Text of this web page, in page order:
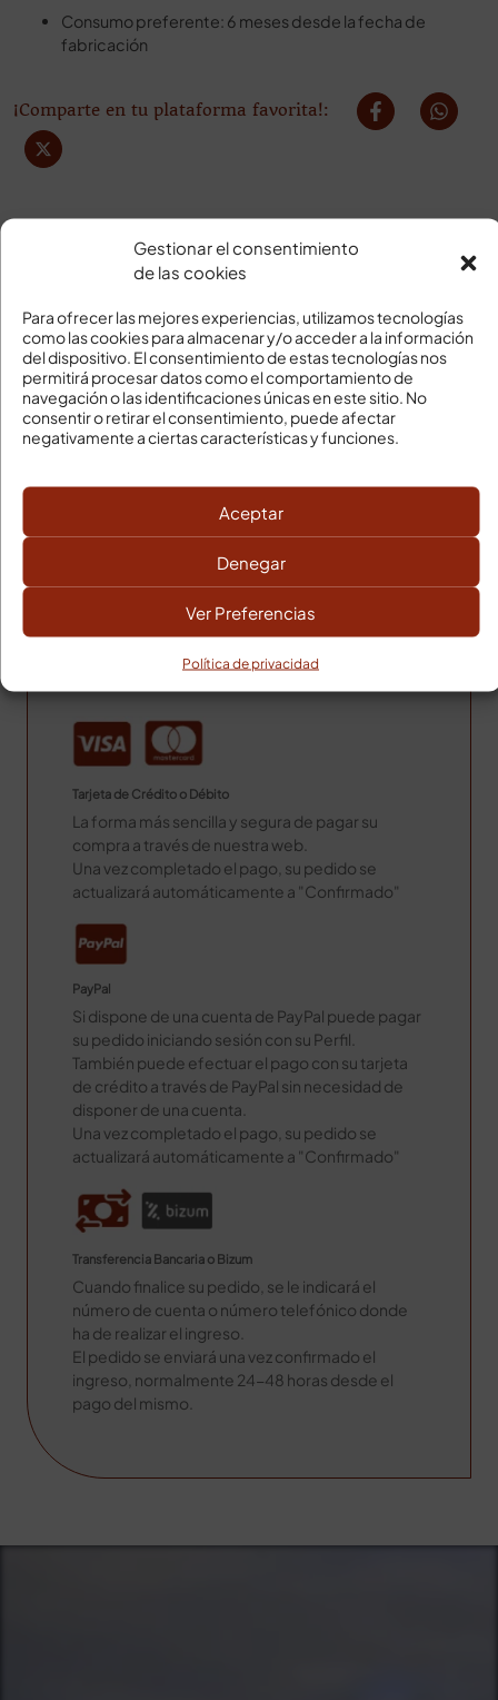
Gestionar el consentimiento
de las cookies
Para ofrecer las mejores experiencias, utilizamos tecnologías
como las cookies para almacenar y/o acceder a la información
del dispositivo. El consentimiento de estas tecnologías nos
permitirá procesar datos como el comportamiento de
navegación o las identificaciones únicas en este sitio. No
consentir o retirar el consentimiento, puede afectar
negativamente a ciertas características y funciones.
Aceptar
Denegar
Ver Preferencias
Política de privacidad
Consumo preferente: 6 meses desde la fecha de
fabricación
¡Comparte en tu plataforma favorita!:
SU PEDIDO LLEGARÁ
Transporte en frío
Gastos de envío Península
Gratis: compra superior a 120€
3-5 días laborables
Poblaciones alejadas 24h más.
Gastos de envío Baleares
Gastos de envío: 14,00€
MÉTODOS DE PAGO
Tarjeta de Crédito o Débito
La forma más sencilla y segura de pagar su
compra a través de nuestra web.
Una vez completado el pago, su pedido se
actualizará automáticamente a "Confirmado"
PayPal
Si dispone de una cuenta de PayPal puede pagar
su pedido iniciando sesión con su Perfil.
También puede efectuar el pago con su tarjeta
de crédito a través de PayPal sin necesidad de
disponer de una cuenta.
Una vez completado el pago, su pedido se
actualizará automáticamente a "Confirmado"
Transferencia Bancaria o Bizum
Cuando finalice su pedido, se le indicará el
número de cuenta o número telefónico donde
ha de realizar el ingreso.
El pedido se enviará una vez confirmado el
ingreso, normalmente 24-48 horas desde el
pago del mismo.